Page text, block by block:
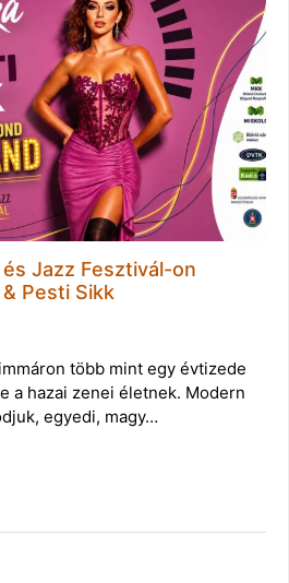
Jazz Fesztivál-on
Pesti Sikk
több mint egy évtizede
a hazai zenei életnek. Modern
egyedi, magy…